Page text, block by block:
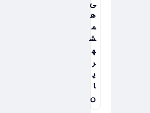
ی
ه
م
ش
ه
ر
ی
ا
ن